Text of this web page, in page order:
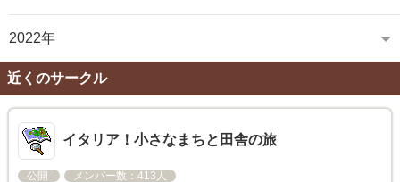
2022年
近くのサークル
イタリア！小さなまちと田舎の旅
公開 メンバー数：413人